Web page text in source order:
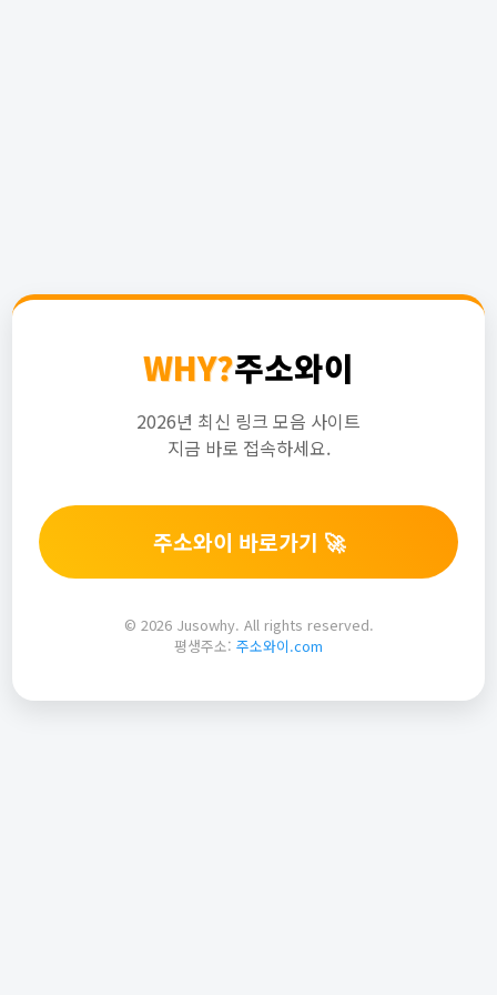
WHY?주소와이
2026년 최신 링크 모음 사이트
지금 바로 접속하세요.
주소와이 바로가기 🚀
© 2026 Jusowhy. All rights reserved.
평생주소: 주소와이.com